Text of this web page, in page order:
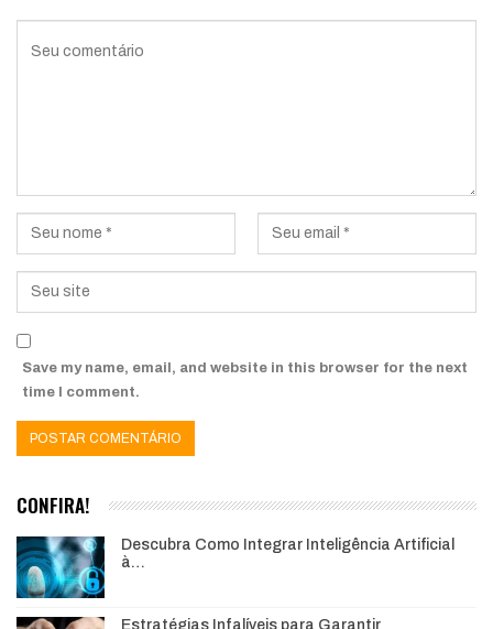
Save my name, email, and website in this browser for the next
time I comment.
CONFIRA!
Descubra Como Integrar Inteligência Artificial
à…
Estratégias Infalíveis para Garantir